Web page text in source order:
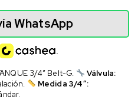
3/4″ Belt-G.
Válvula:
Medida 3/4″:
WhatsApp